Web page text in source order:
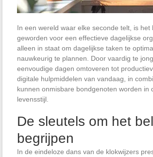
In een wereld waar elke seconde telt, is
geworden voor een effectieve dagelijkse
alleen in staat om dagelijkse taken te
nauwkeurig te plannen. Door vaardig te
eenvoudige dagen omtoveren tot
digitale hulpmiddelen van vandaag, in
kunnen onmisbare bondgenoten worden
levensstijl.
De sleutels om het
begrijpen
In de eindeloze dans van de klokwijzers